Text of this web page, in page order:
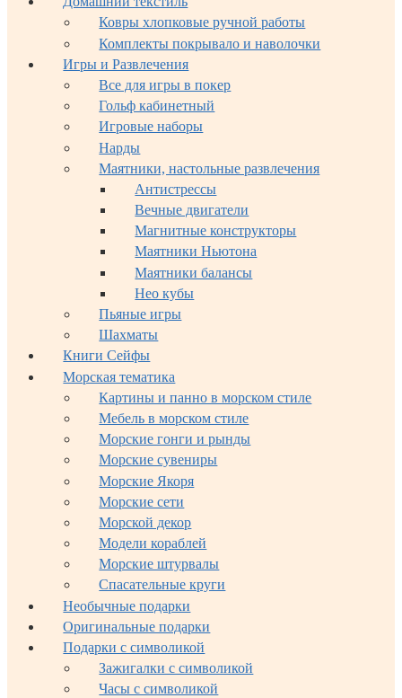
Ковры хлопковые ручной работы
Комплекты покрывало и наволочки
Игры и Развлечения
Все для игры в покер
Гольф кабинетный
Игровые наборы
Нарды
Маятники, настольные развлечения
Антистрессы
Вечные двигатели
Магнитные конструкторы
Маятники Ньютона
Маятники балансы
Нео кубы
Пьяные игры
Шахматы
Книги Сейфы
Морская тематика
Картины и панно в морском стиле
Мебель в морском стиле
Морские гонги и рынды
Морские сувениры
Морские Якоря
Морские сети
Морской декор
Модели кораблей
Морские штурвалы
Спасательные круги
Необычные подарки
Оригинальные подарки
Подарки с символикой
Зажигалки с символикой
Часы с символикой